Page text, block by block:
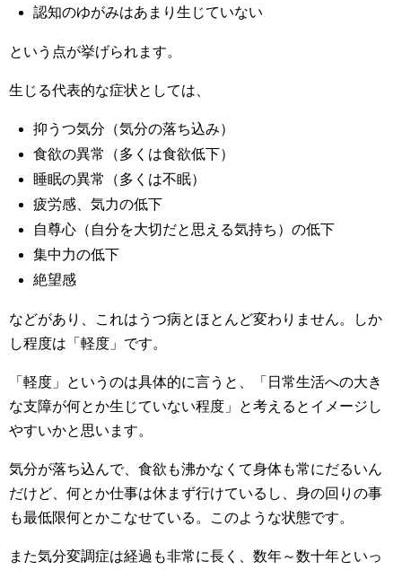
認知のゆがみはあまり生じていない
という点が挙げられます。
生じる代表的な症状としては、
抑うつ気分（気分の落ち込み）
食欲の異常（多くは食欲低下）
睡眠の異常（多くは不眠）
疲労感、気力の低下
自尊心（自分を大切だと思える気持ち）の低下
集中力の低下
絶望感
などがあり、これはうつ病とほとんど変わりません。しか
し程度は「軽度」です。
「軽度」というのは具体的に言うと、「日常生活への大き
な支障が何とか生じていない程度」と考えるとイメージし
やすいかと思います。
気分が落ち込んで、食欲も沸かなくて身体も常にだるいん
だけど、何とか仕事は休まず行けているし、身の回りの事
も最低限何とかこなせている。このような状態です。
また気分変調症は経過も非常に長く、数年～数十年といっ